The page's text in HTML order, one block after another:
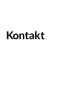
Kontakt